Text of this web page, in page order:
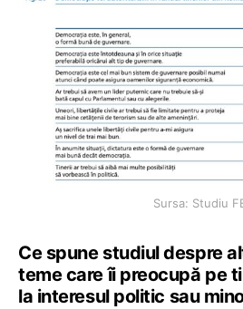
Sursa: Studiu
Ce spune studiul despre
teme care îi preocupă pe
la interesul politic sau